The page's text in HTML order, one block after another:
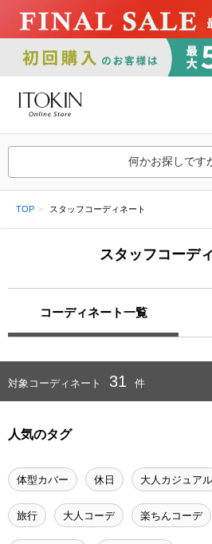
何かお探しです
TOP スタッフコーディネート
スタッフコーデ
コーディネート一覧
対象コーディネート 31 件
人気のタグ
体型カバー 休日 大人カジュアル
旅行 大人コーデ 楽ちんコーデ